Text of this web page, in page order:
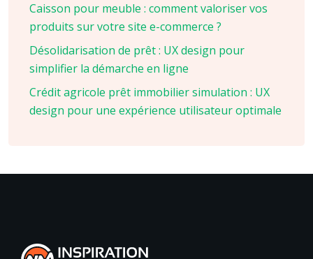
Caisson pour meuble : comment valoriser vos
produits sur votre site e-commerce ?
Désolidarisation de prêt : UX design pour
simplifier la démarche en ligne
Crédit agricole prêt immobilier simulation : UX
design pour une expérience utilisateur optimale